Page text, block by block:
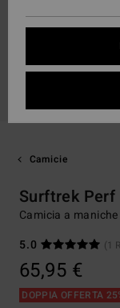
Camicie
Surftrek Perf
Camicia a
5.0
(1
65,95 €
DOPPIA OFFERTA